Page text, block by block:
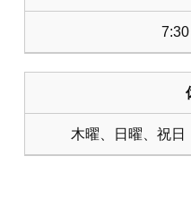
木曜、日曜、祝日